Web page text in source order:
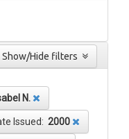
N.
Issued: 2000